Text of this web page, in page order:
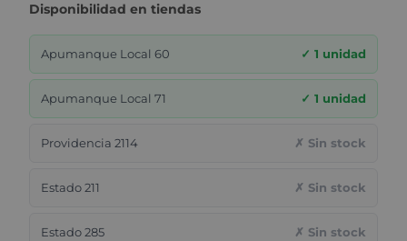
Disponibilidad en tiendas
Apumanque Local 60 ✓ 1 unidad
Apumanque Local 71 ✓ 1 unidad
Providencia 2114 ✗ Sin stock
Estado 211 ✗ Sin stock
Estado 285 ✗ Sin stock